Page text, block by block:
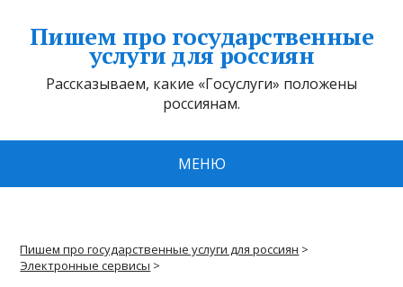
Пишем про государственные
услуги для россиян
Рассказываем, какие «Госуслуги» положены
россиянам.
МЕНЮ
Пишем про государственные услуги для россиян >
Электронные сервисы >